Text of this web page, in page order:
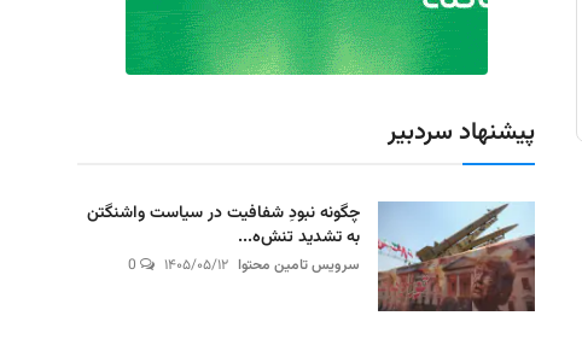
پیشنهاد سردبیر
چگونه نبودِ شفافیت در سیاست واشنگتن
به تشدید تنش‌ه...
سرویس تامین محتوا ۱۴۰۵/۰۵/۱۲ 0